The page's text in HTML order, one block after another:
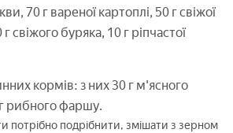
70 г вареної картоплі, 50 г свіжої
свіжого буряка, 10 г ріпчастої
кормів: з них 30 г м'ясного
рибного фаршу.
потрібно подрібнити, змішати з зерном